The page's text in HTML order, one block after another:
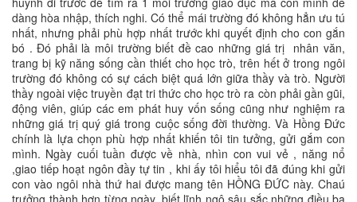
dàng hòa nhập, thích nghi. Có thể mái trường đó không hẳn ưu tú
nhất, nhưng phải phù hợp nhất trước khi quyết định cho con gắn
bó . Đó phải là môi trường biết đề cao những giá trị nhân văn,
trang bị kỹ năng sống cần thiết cho học trò, trên hết ở trong ngôi
trường đó không có sự cách biệt quá lớn giữa thầy và trò. Người
thầy ngoài việc truyền đạt tri thức cho học trò ra còn phải gần gũi,
động viên, giúp các em phát huy vốn sống cũng như nghiệm ra
những giá trị quý giá trong cuộc sống đời thường. Và Hồng Đức
chính là lựa chọn phù hợp nhất khiến tôi tin tưởng, gửi gắm con
mình. Ngày cuối tuần được về nhà, nhìn con vui vẻ , năng nổ
,giao tiếp hoạt ngôn đầy tự tin , khi ấy tôi hiểu tôi đã đúng khi gửi
con vào ngôi nhà thứ hai được mang tên HỒNG ĐỨC này. Chaú